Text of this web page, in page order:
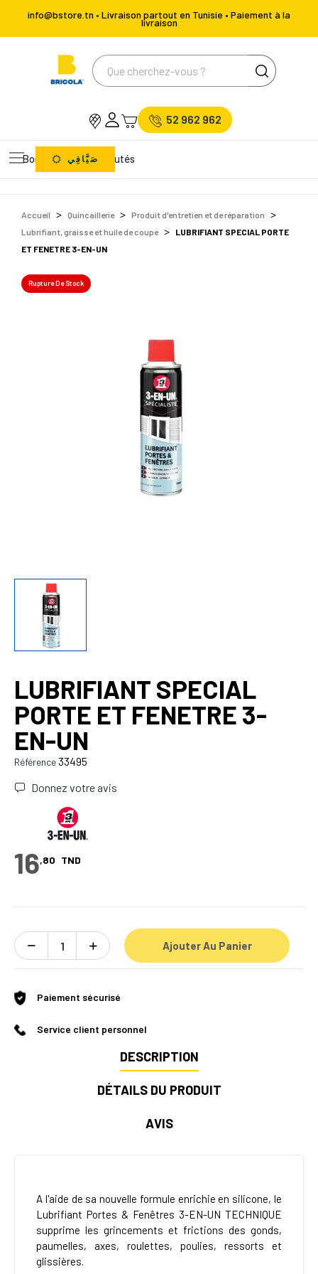
info@bstore.tn • Livraison partout en Tunisie • Paiement à la
livraison
52 962 962
Bons Plans Nouveautés
صَيَّافِي
Accueil Quincaillerie
Produit d'entretien et de réparation
Lubrifiant, graisse et huile de coupe
LUBRIFIANT SPECIAL PORTE
ET FENETRE 3-EN-UN
Rupture De Stock
LUBRIFIANT SPECIAL
PORTE ET FENETRE 3-
EN-UN
Référence33495
Donnez votre avis
16,80 TND
Ajouter Au Panier
Paiement sécurisé
Service client personnel
DESCRIPTION
DÉTAILS DU PRODUIT
AVIS
A l'aide de sa nouvelle formule enrichie en silicone, le
Lubrifiant Portes & Fenêtres 3-EN-UN TECHNIQUE
supprime les grincements et frictions des gonds,
paumelles, axes, roulettes, poulies, ressorts et
glissières.